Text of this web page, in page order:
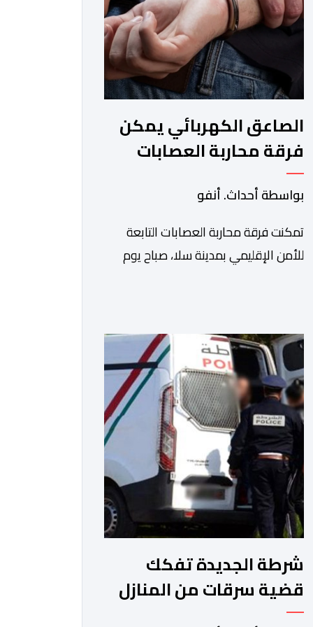
الصاعق الكهربائي يمكن
فرقة محاربة العصابات
بسلا من توقيف شخص
هائج وخطر
بواسطة أحداث. أنفو
تمكنت فرقة محاربة العصابات التابعة
للأمن الإقليمي بمدينة سلا، صباح يوم
وكان يشكل موضوع مذكرات بحث جاربة.
وكان المشتبه فيه قد أثار الفوضى وترويع
المواطنين بحي الرحمة، قبل أن تتدخل
عناصر فرقة محاربة العصابات لملاحقته
ومحاصرته، غير أنه […]
شرطة الجديدة تفكك
قضية سرقات من المنازل
وتوقف مشتبها فيه